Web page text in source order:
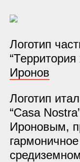
Логотип
Иронов
Логотип
“Casa
Ироновым,